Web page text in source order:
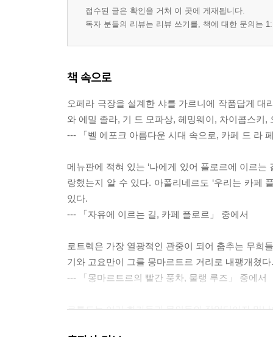
접수된 글은 확인을 거쳐 이 곳에 게재됩니다.
독자 분들의 리뷰는 리뷰 쓰기를, 책에 대한 문의는
책 속으로
오페라 극장을 설계한 샤를 가르니에 작품답게
와 에밀 졸라, 기 드 모파상, 헤밍웨이, 차이콥스키
--- 「벨 에포크 아름다운 시대 속으로, 카페 드 라
메뉴판에 적혀 있는 ‘나에게 있어 플로르에 이르
랑했는지 알 수 있다. 아폴리네르도 ‘우리는 카페
있다.
--- 「자유에 이르는 길, 카페 플로르」 중에서
로트렉은 가장 열광적인 관중이 되어 춤추는 무희
기와 고요만이 그를 몽마르트르 거리로 내팽개쳤
--- 「몽마르트르의 빨간 풍차, 물랭 루즈」 중에서
로통드는 여러 화가들과 문인들의 작업터이자 만